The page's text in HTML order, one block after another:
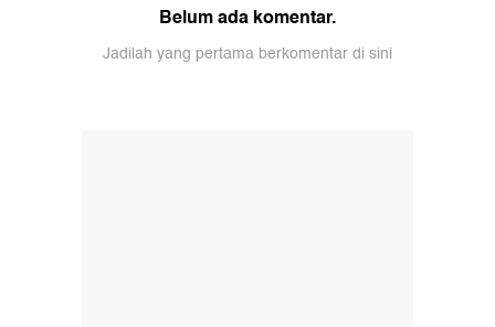
Belum ada komentar.
Jadilah yang pertama berkomentar di sini